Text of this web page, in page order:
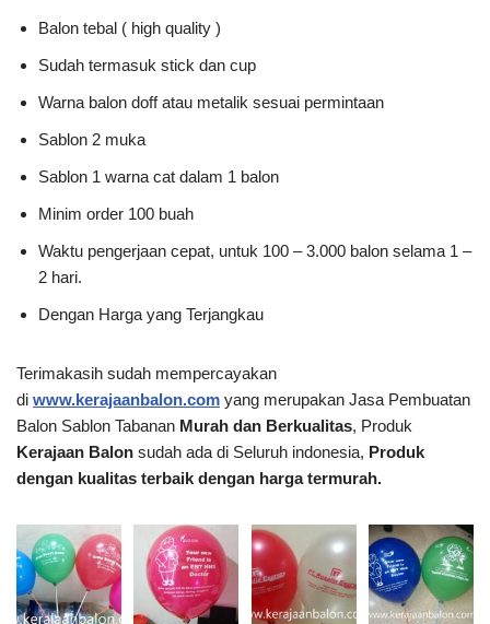
Balon tebal ( high quality )
Sudah termasuk stick dan cup
Warna balon doff atau metalik sesuai permintaan
Sablon 2 muka
Sablon 1 warna cat dalam 1 balon
Minim order 100 buah
Waktu pengerjaan cepat, untuk 100 – 3.000 balon selama 1 –
2 hari.
Dengan Harga yang Terjangkau
Terimakasih sudah mempercayakan
di www.kerajaanbalon.com yang merupakan Jasa Pembuatan
Balon Sablon Tabanan Murah dan Berkualitas, Produk
Kerajaan Balon sudah ada di Seluruh indonesia, Produk
dengan kualitas terbaik dengan harga termurah.